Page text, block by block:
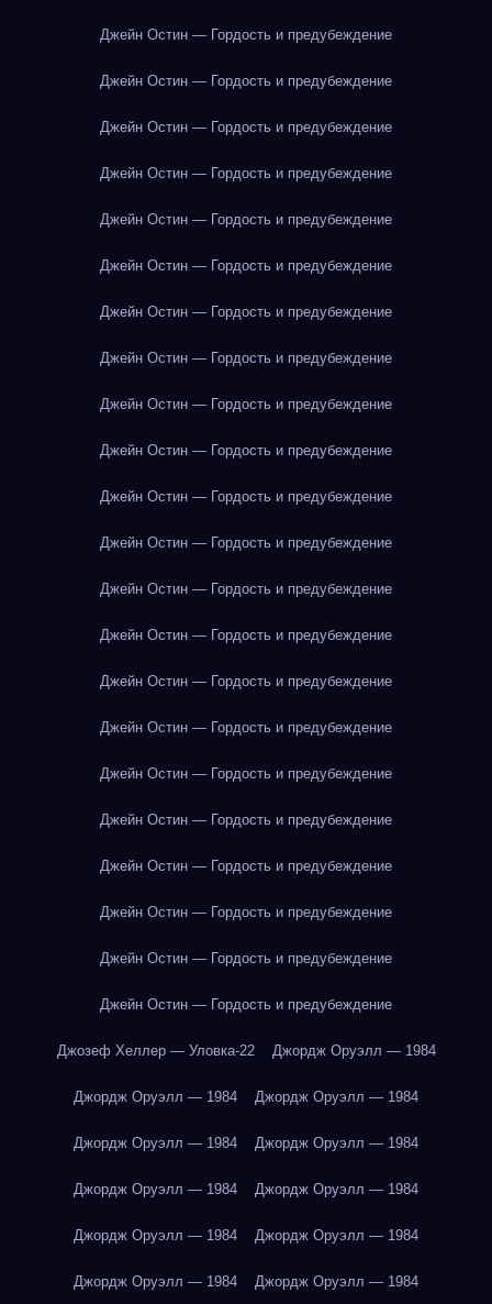
Джейн Остин — Гордость и предубеждение
Джейн Остин — Гордость и предубеждение
Джейн Остин — Гордость и предубеждение
Джейн Остин — Гордость и предубеждение
Джейн Остин — Гордость и предубеждение
Джейн Остин — Гордость и предубеждение
Джейн Остин — Гордость и предубеждение
Джейн Остин — Гордость и предубеждение
Джейн Остин — Гордость и предубеждение
Джейн Остин — Гордость и предубеждение
Джейн Остин — Гордость и предубеждение
Джейн Остин — Гордость и предубеждение
Джейн Остин — Гордость и предубеждение
Джейн Остин — Гордость и предубеждение
Джейн Остин — Гордость и предубеждение
Джейн Остин — Гордость и предубеждение
Джейн Остин — Гордость и предубеждение
Джейн Остин — Гордость и предубеждение
Джейн Остин — Гордость и предубеждение
Джейн Остин — Гордость и предубеждение
Джейн Остин — Гордость и предубеждение
Джейн Остин — Гордость и предубеждение
Джозеф Хеллер — Уловка-22 Джордж Оруэлл — 1984
Джордж Оруэлл — 1984 Джордж Оруэлл — 1984
Джордж Оруэлл — 1984 Джордж Оруэлл — 1984
Джордж Оруэлл — 1984 Джордж Оруэлл — 1984
Джордж Оруэлл — 1984 Джордж Оруэлл — 1984
Джордж Оруэлл — 1984 Джордж Оруэлл — 1984